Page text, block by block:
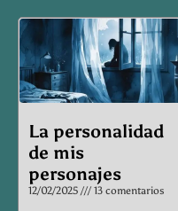
La personalidad
de mis
personajes
12/02/2025 13 comentarios